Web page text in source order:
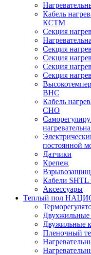
Кабель
КСТМ
Секция
Секция
Секция
Секция
Секция
ВНС
Кабель
СНО
постоянной
Датчики
Крепеж
Кабели
Аксессуары
Теплый пол
Двухжильные
Двужильные
Пленочный